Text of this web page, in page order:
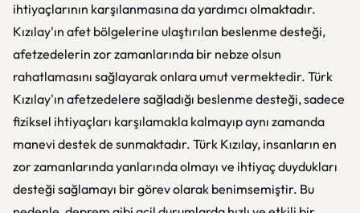
ihtiyaçlarının karşılanmasına da yardımcı olmaktadır.
Kızılay'ın afet bölgelerine ulaştırılan beslenme desteği,
afetzedelerin zor zamanlarında bir nebze olsun
rahatlamasını sağlayarak onlara umut vermektedir. Türk
Kızılay'ın afetzedelere sağladığı beslenme desteği, sadece
fiziksel ihtiyaçları karşılamakla kalmayıp aynı zamanda
manevi destek de sunmaktadır. Türk Kızılay, insanların en
zor zamanlarında yanlarında olmayı ve ihtiyaç duydukları
desteği sağlamayı bir görev olarak benimsemiştir. Bu